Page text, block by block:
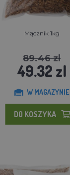
Mącznik 1kg
89.46 zl
49.32 zl
W MAGAZYNIE
DO KOSZYKA